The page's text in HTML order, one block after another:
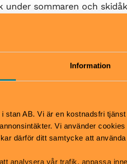
Information
stan AB. Vi är en kostnadsfri
Vi använder
därför ditt samtycke att
analysera vår trafik, anpassa
under sommaren och
är tillräcklig
med att isbana för
område för lekfull
Här finns ett kort spår